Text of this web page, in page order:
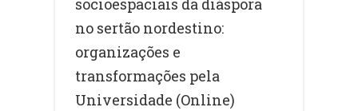
socioespaciais da diáspora
no sertão nordestino:
organizações e
transformações pela
Universidade (Online)